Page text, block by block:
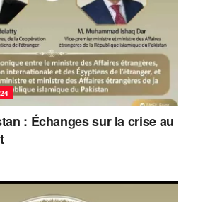
: Échanges sur la crise au